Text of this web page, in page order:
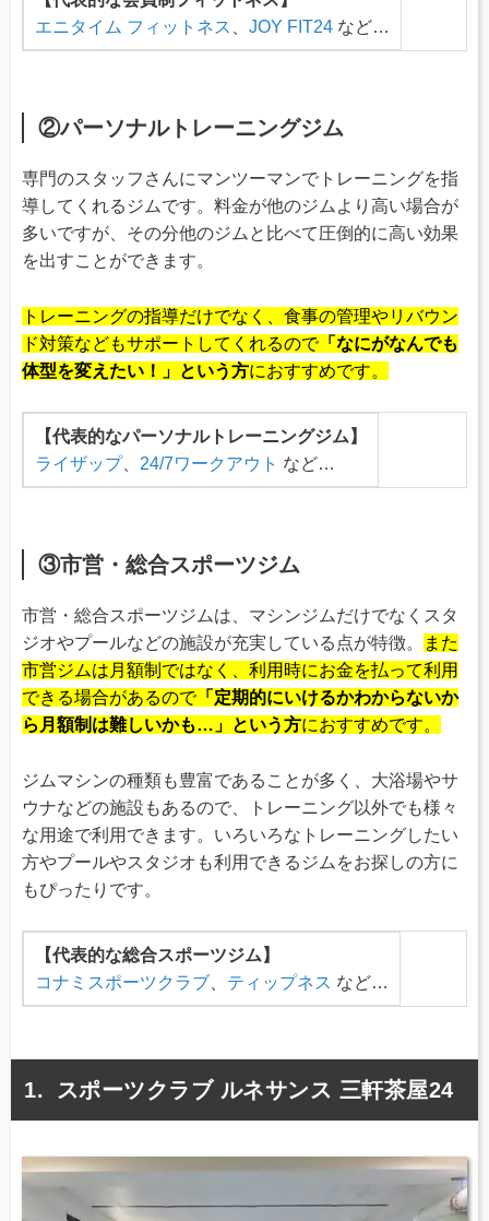
エニタイム フィットネス
JOY FIT24 など…
②パーソナルトレーニングジム
専門のスタッフさんにマンツーマンでトレーニングを指
導してくれるジムです。料金が他のジムより高い場合が
多いですが、その分他のジムと比べて圧倒的に高い効果
を出すことができます。
トレーニングの指導だけでなく、食事の管理やリバウン
ド対策などもサポートしてくれるので「なにがなんでも
体型を変えたい！」という方におすすめです。
【代表的なパーソナルトレーニングジム】
ライザップ、 24/7ワークアウト など…
③市営・総合スポーツジム
市営・総合スポーツジムは、マシンジムだけでなくスタ
ジオやプールなどの施設が充実している点が特徴。
また
市営ジムは月額制ではなく、利用時にお金を払って利用
できる場合があるので「定期的にいけるかわからないか
ら月額制は難しいかも…」という方におすすめです。
ジムマシンの種類も豊富であることが多く、大浴場やサ
ウナなどの施設もあるので、トレーニング以外でも様々
な用途で利用できます。いろいろなトレーニングしたい
方やプールやスタジオも利用できるジムをお探しの方に
もぴったりです。
【代表的な総合スポーツジム】
コナミスポーツクラブ、 ティップネス など…
スポーツクラブ ルネサンス 三軒茶屋24